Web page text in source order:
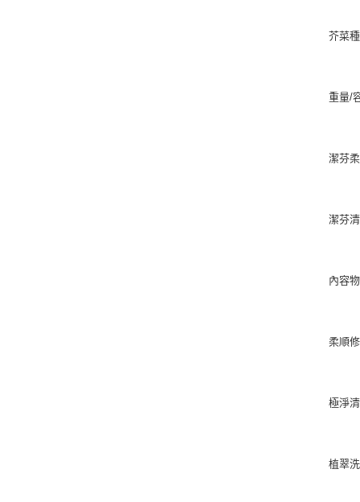
芥菜
重量/
潔芬
潔芬
內容
柔順
極淨
植翠